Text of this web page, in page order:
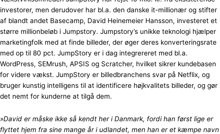
investorer, men derudover har bl.a. den danske it-millionær og stifter
af blandt andet Basecamp, David Heinemeier Hansson, investeret et
større millionbeløb i Jumpstory. Jumpstory’s unikke teknologi hjælper
marketingfolk med at finde billeder, der øger deres konverteringsrate
med op til 80 pct. JumpStory er i dag integrereret med bl.a.
WordPress, SEMrush, APSIS og Scratcher, hvilket sikrer kundebasen
for videre vækst. JumpStory er billedbranchens svar på Netflix, og
bruger kunstig intelligens til at identificere højkvalitets billeder, og gør
det nemt for kunderne at tilgå dem.
»David er måske ikke så kendt her i Danmark, fordi han først lige er
flyttet hjem fra sine mange år i udlandet, men han er et kæmpe navn